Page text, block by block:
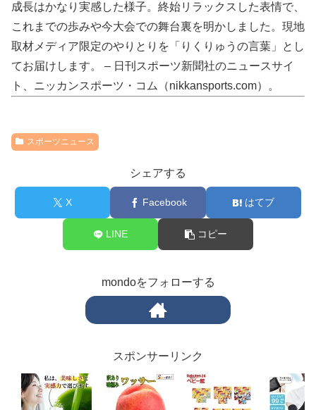
成長はかなり実感した様子。終始リラックスした表情で、
これまでの歩みや今大会での舞台裏を明かしました。現地
取材メディア限定のやりとりを「りくりゅうの言葉」とし
てお届けします。 – 日刊スポーツ新聞社のニュースサイ
ト、ニッカンスポーツ・コム（nikkansports.com）。
スポーツニュース
シェアする
X Facebook はてブ
LINE コピー
mondoをフォローする
スポンサーリンク